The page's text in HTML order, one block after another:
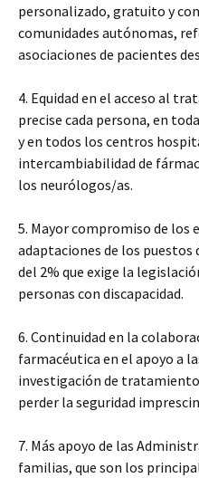
personalizado, gratuito y
comunidades autónomas,
asociaciones de pacientes
4. Equidad en el acceso al
precise cada persona, en
y en todos los centros
intercambiabilidad de
los neurólogos/as.
5. Mayor compromiso de los
adaptaciones de los
del 2% que exige la
personas con discapacidad.
6. Continuidad en la
farmacéutica en el apoyo a
investigación de
perder la seguridad
7. Más apoyo de las
familias, que son los